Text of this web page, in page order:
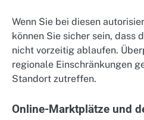
Wenn Sie bei diesen
können Sie sicher sein, dass
nicht vorzeitig ablaufen.
regionale Einschränkungen
Standort zutreffen.
Online-Marktplätze und